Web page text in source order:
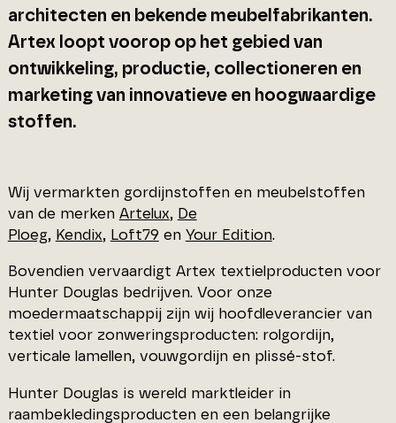
architecten en bekende meubelfabrikanten.
Artex loopt voorop op het gebied van
ontwikkeling, productie, collectioneren en
marketing van innovatieve en hoogwaardige
stoffen.
Wij vermarkten gordijnstoffen en meubelstoffen
van de merken Artelux, De
Ploeg, Kendix, Loft79 en Your Edition.
Bovendien vervaardigt Artex textielproducten voor
Hunter Douglas bedrijven. Voor onze
moedermaatschappij zijn wij hoofdleverancier van
textiel voor zonweringsproducten: rolgordijn,
verticale lamellen, vouwgordijn en plissé-stof.
Hunter Douglas is wereld marktleider in
raambekledingsproducten en een belangrijke